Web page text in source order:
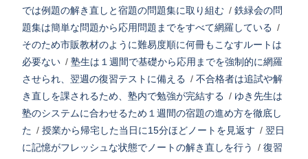
では例題の解き直しと宿題の問題集に取り組む / 鉄緑会の問
題集は簡単な問題から応用問題までをすべて網羅している /
そのため市販教材のように難易度順に何冊もこなすルートは
必要ない / 塾生は１週間で基礎から応用までを強制的に網羅
させられ、翌週の復習テストに備える / 不合格者は追試や解
き直しを課されるため、塾内で勉強が完結する / ゆき先生は
塾のシステムに合わせるため１週間の宿題の進め方を徹底し
た / 授業から帰宅した当日に15分ほどノートを見返す / 翌日
に記憶がフレッシュな状態でノートの解き直しを行う
/ 復習